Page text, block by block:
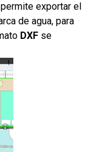
exportar el
de agua, para
DXFse